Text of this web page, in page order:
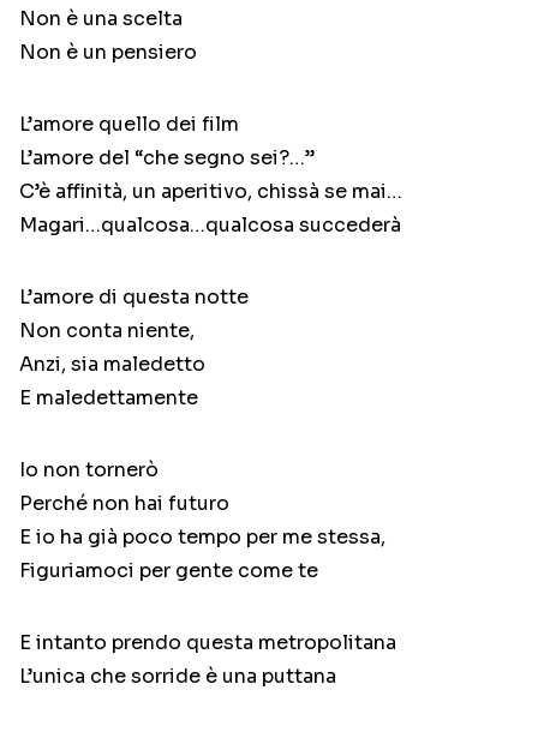
Non è una scelta
Non è un pensiero
L’amore quello dei film
L’amore del “che segno sei?…”
C’è affinità, un aperitivo, chissà se mai…
Magari…qualcosa…qualcosa succederà
L’amore di questa notte
Non conta niente,
Anzi, sia maledetto
E maledettamente
Io non tornerò
Perché non hai futuro
E io ha già poco tempo per me stessa,
Figuriamoci per gente come te
E intanto prendo questa metropolitana
L’unica che sorride è una puttana